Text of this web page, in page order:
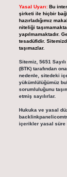
Yasal Uyarı: Bu
şirketi ile hiçbir
hazırladığımız
niteliği
yapılmamaktadır.
tesadüfidir.
taşımazlar.
Sitemiz, 5651
(BTK) tarafından
nedenle, sitedeki
yükümlülüğümüz
sorumluluğunu
etmiş sayılırlar.
Hukuka ve yasal
içerikler yasal süre